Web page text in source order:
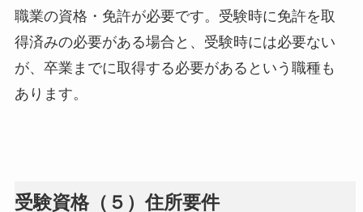
職業の資格・免許が必要です。受験時に免許を取
得済みの必要がある場合と、受験時には必要ない
が、卒業までに取得する必要があるという職種も
あります。
受験資格（５）住所要件